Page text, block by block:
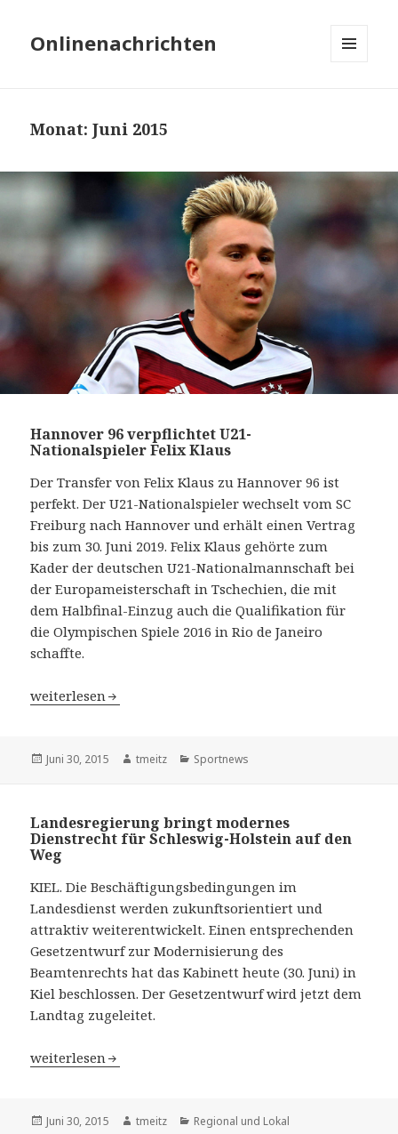
Onlinenachrichten
Monat: Juni 2015
Hannover 96 verpflichtet U21-
Nationalspieler Felix Klaus
Der Transfer von Felix Klaus zu Hannover 96 ist
perfekt. Der U21-Nationalspieler wechselt vom SC
Freiburg nach Hannover und erhält einen Vertrag
bis zum 30. Juni 2019. Felix Klaus gehörte zum
Kader der deutschen U21-Nationalmannschaft bei
der Europameisterschaft in Tschechien, die mit
dem Halbfinal-Einzug auch die Qualifikation für
die Olympischen Spiele 2016 in Rio de Janeiro
schaffte.
Hannover 96 verpflichtet U21-Nationalspieler Felix
weiterlesen
Veröffentlicht
Juni 30, 2015 Autor
tmeitz Kategorien
Sportnews
Landesregierung bringt modernes
Dienstrecht für Schleswig-Holstein auf den
Weg
KIEL. Die Beschäftigungsbedingungen im
Landesdienst werden zukunftsorientiert und
attraktiv weiterentwickelt. Einen entsprechenden
Gesetzentwurf zur Modernisierung des
Beamtenrechts hat das Kabinett heute (30. Juni) in
Kiel beschlossen. Der Gesetzentwurf wird jetzt dem
Landtag zugeleitet.
Landesregierung bringt modernes Dienstrecht für
weiterlesen
Veröffentlicht
Juni 30, 2015 Autor
tmeitz Kategorien
Regional und Lokal